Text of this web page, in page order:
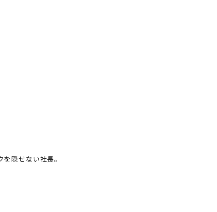
隠せない社長。